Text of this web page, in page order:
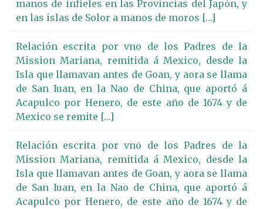
manos de infieles en las Provincias del Japón, y
en las islas de Solor a manos de moros […]
Relación escrita por vno de los Padres de la
Mission Mariana, remitida á Mexico, desde la
Isla que llamavan antes de Goan, y aora se llama
de San Iuan, en la Nao de China, que aportó á
Acapulco por Henero, de este año de 1674 y de
Mexico se remite […]
Relación escrita por vno de los Padres de la
Mission Mariana, remitida á Mexico, desde la
Isla que llamavan antes de Goan, y aora se llama
de San Iuan, en la Nao de China, que aportó á
Acapulco por Henero, de este año de 1674 y de